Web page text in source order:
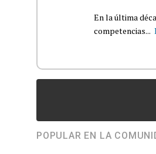
En la última
competencias...
POPULAR EN LA